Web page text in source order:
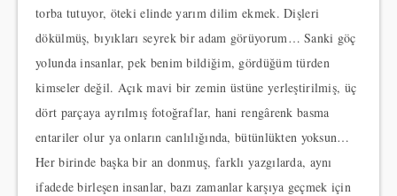
torba tutuyor, öteki elinde yarım dilim ekmek. Dişleri
dökülmüş, bıyıkları seyrek bir adam görüyorum… Sanki göç
yolunda insanlar, pek benim bildiğim, gördüğüm türden
kimseler değil. Açık mavi bir zemin üstüne yerleştirilmiş, üç
dört parçaya ayrılmış fotoğraflar, hani rengârenk basma
entariler olur ya onların canlılığında, bütünlükten yoksun…
Her birinde başka bir an donmuş, farklı yazgılarda, aynı
ifadede birleşen insanlar, bazı zamanlar karşıya geçmek için